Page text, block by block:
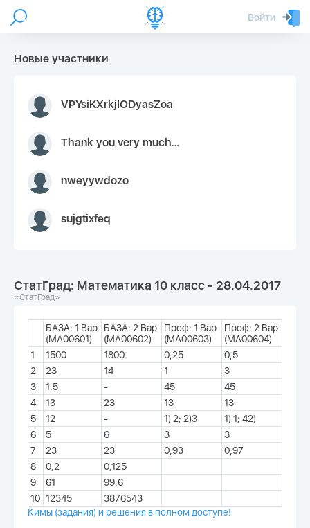
Войти
Новые участники
VPYsiKXrkjIODyasZoa
Thank you very much for your inquiry We appreciate you 9126052 https://youtube.com faceapple !
nweyywdozo
sujgtixfeq
СтатГрад: Математика 10 класс - 28.04.2017
«СтатГрад»
БАЗА: 1 Вар
(МА00601)
БАЗА: 2 Вар
(МА00602)
Проф: 1 Вар
(МА00603)
Проф: 2 Вар
(МА00604)
1
1500 1800 0,25
0,5
2
23 14 1
3
3
1,5 - 45
45
4
13 23 13
13
5
12 - 1) 2; 2)3
1) 1; 42)
6
5 6 3
3
7
23 23 0,93
0,97
8
0,2
0,125
9
61
99,6
10 12345
3876543
Кимы (задания) и решения в полном доступе!